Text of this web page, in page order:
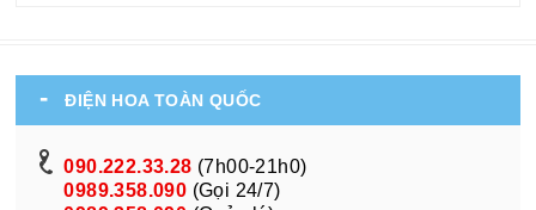
ĐIỆN HOA TOÀN QUỐC
090.222.33.28 (7h00-21h0)
0989.358.090 (Gọi 24/7)